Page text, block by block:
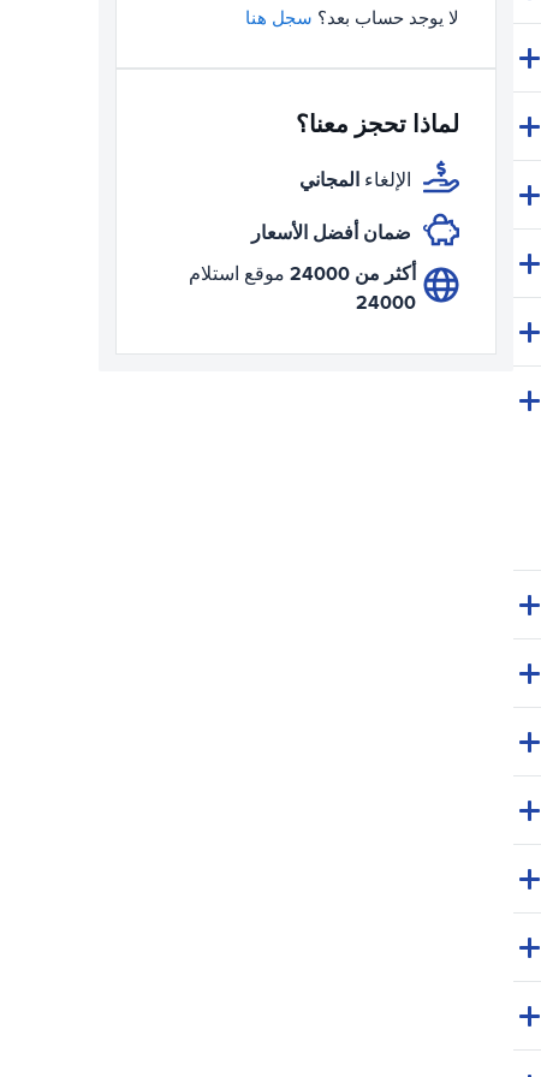
لا يوجد حساب بعد؟ سجل هنا
لماذا تحجز معنا؟
الإلغاء المجاني
ضمان أفضل الأسعار
أكثر من 24000
موقع استلام
24000